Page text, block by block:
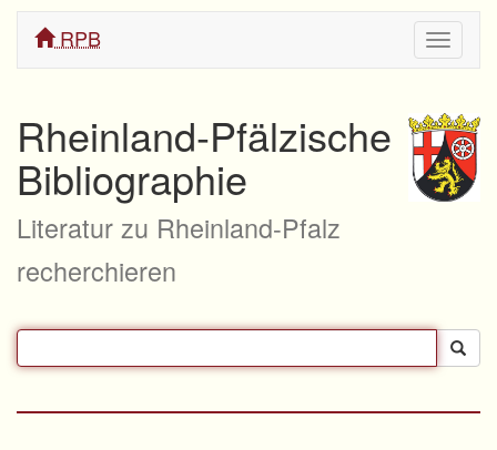
ein/
RPB
Rheinland-Pfälzische
Bibliographie
Literatur zu Rheinland-Pfalz
recherchieren